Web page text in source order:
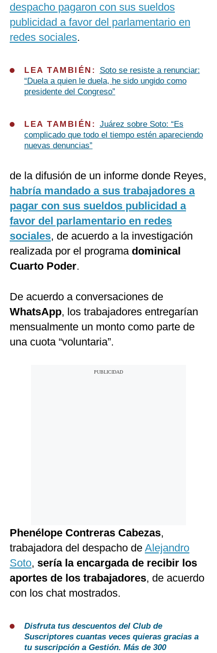
despacho pagaron con sus sueldos
publicidad a favor del parlamentario en
redes sociales.
LEA TAMBIÉN: Soto se resiste a renunciar:
“Duela a quien le duela, he sido ungido como
presidente del Congreso”
LEA TAMBIÉN: Juárez sobre Soto: “Es
complicado que todo el tiempo estén apareciendo
nuevas denuncias”
de la difusión de un informe donde Reyes,
habría mandado a sus trabajadores a
pagar con sus sueldos publicidad a
favor del parlamentario en redes
sociales, de acuerdo a la investigación
realizada por el programa dominical
Cuarto Poder.
De acuerdo a conversaciones de
WhatsApp, los trabajadores entregarían
mensualmente un monto como parte de
una cuota “voluntaria”.
Phenélope Contreras Cabezas,
trabajadora del despacho de Alejandro
Soto, sería la encargada de recibir los
aportes de los trabajadores, de acuerdo
con los chat mostrados.
Disfruta tus descuentos del Club de
Suscriptores cuantas veces quieras gracias a
tu suscripción a Gestión. Más de 300